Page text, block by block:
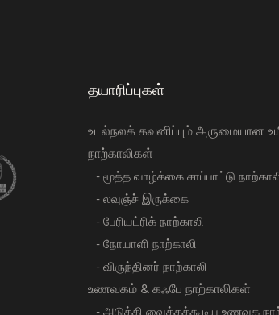
தயாரிப்புகள்
உடல்நலக் கவனிப்பும் அருமையான
நாற்காலிகள்
- மூத்த வாழ்க்கை சாப்பாட்டு
- லவுஞ்ச் இருக்கை
- பேரியட்ரிக் நாற்காலி
- நோயாளி நாற்காலி
- விருந்தினர் நாற்காலி
உணவகம் & கஃபே நாற்காலிகள்